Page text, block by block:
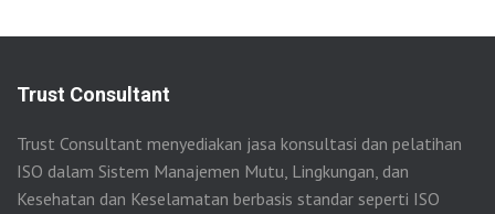
Trust Consultant
Trust Consultant menyediakan jasa konsultasi dan pelatihan
ISO dalam Sistem Manajemen Mutu, Lingkungan, dan
Kesehatan dan Keselamatan berbasis standar seperti ISO